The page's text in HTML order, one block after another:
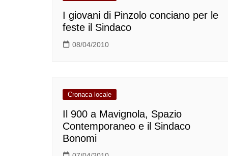
I giovani di Pinzolo conciano per le
feste il Sindaco
08/04/2010
Cronaca locale
Il 900 a Mavignola, Spazio
Contemporaneo e il Sindaco
Bonomi